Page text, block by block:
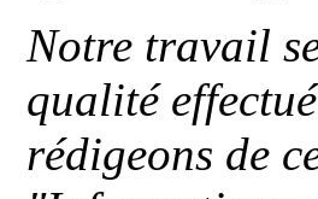
Notre travail
qualité
rédigeons de